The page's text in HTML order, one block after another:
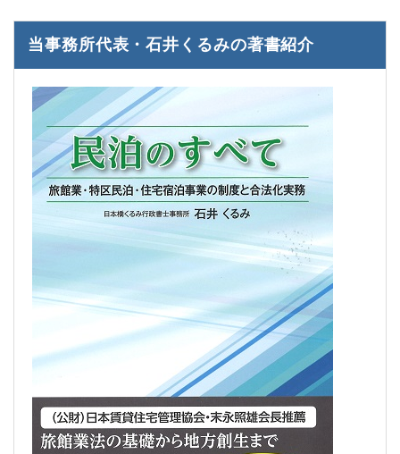
当事務所代表・石井くるみの著書紹介